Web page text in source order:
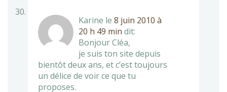
Karine le 8 juin 2010 à
20 h 49 min dit:
Bonjour Cléa,
je suis ton site depuis
bientôt deux ans, et c’est toujours
un délice de voir ce que tu
proposes.